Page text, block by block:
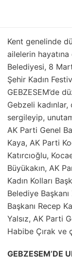
Kent genelinde
ailelerin
Belediyesi, 8
Şehir Kadın
GEBZESEM’de
Gebzeli
sergileyip,
AK Parti Genel
Kaya, AK Parti
Katırcıoğlu,
Büyükakın, AK
Kadın Kolları
Belediye
Başkanı Recep
Yalsız, AK Parti
Habibe Çırak ve
GEBZESEM’DE